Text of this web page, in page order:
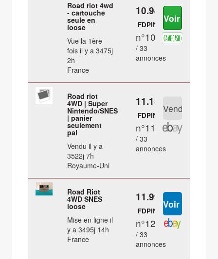
Road riot 4wd
- cartouche
seule en
loose
Vue la 1ère
fois il y a 3475j
2h
France
10.94 €
FDPIN
n°10
/ 33
annonces
Road riot
4WD | Super
Nintendo/SNES
| panier
seulement
pal
Vendu il y a
3522j 7h
Royaume-Uni
11.13 €
FDPIN
n°11
/ 33
annonces
Road Riot
4WD SNES
loose
Mise en ligne il
y a 3495j 14h
France
11.99 €
FDPIN
n°12
/ 33
annonces